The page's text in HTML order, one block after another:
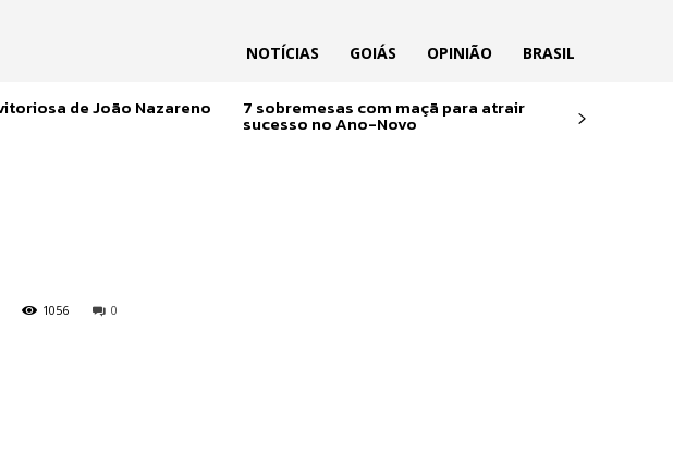
NOTÍCIAS GOIÁS OPINIÃO BRASIL
de João Nazareno 7 sobremesas com maçã para atrair
sucesso no Ano-Novo
0
1056